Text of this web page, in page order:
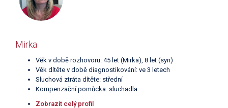
Mirka
Věk v době rozhovoru: 45 let (Mirka), 8 let (syn)
Věk dítěte v době diagnostikování: ve 3 letech
Sluchová ztráta dítěte: střední
Kompenzační pomůcka: sluchadla
Zobrazit celý profil